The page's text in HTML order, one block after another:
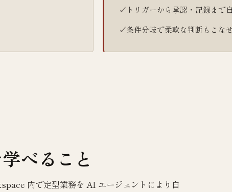
トリガーから承認・記録まで
条件分岐で柔軟な判断もこな
べること
内で定型業務を AI エージェントにより自